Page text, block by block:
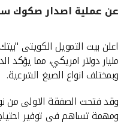
عن عملية اصدار صكوك سيادية
مليار دولار امريكي، مما
وبمختلف انواع الصيغ الشرعية.
وقد فتحت الصفقة الاولى من
ومهمة تساهم فى توفير